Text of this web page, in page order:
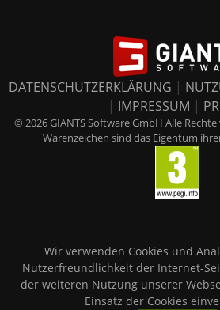
DATENSCHUTZERKLÄRUNG |
| IMPRESSUM |
© 2026 GIANTS Software GmbH Alle
Warenzeichen sind das Eigentum
Wir verwenden Cookies und
Nutzerfreundlichkeit der Internet-
der weiteren Nutzung unserer
Einsatz der Cookies